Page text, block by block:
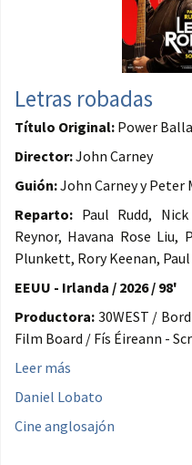
Letras robadas
Título Original: Power
Director:John Carney
Guión:John Carney y Peter
Reparto: Paul Rudd,
Reynor, Havana Rose Liu,
Plunkett, Rory Keenan, Paul
EEUU - Irlanda / 2026 / 98'
Productora: 30WEST /
Film Board / Fís Éireann -
Leer más
Daniel Lobato
Cine anglosajón